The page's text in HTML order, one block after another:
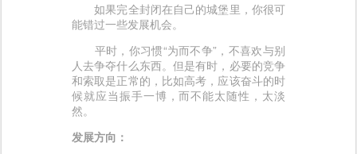
如果完全封闭在自己的城堡里，你很可
能错过一些发展机会。
平时，你习惯“为而不争”，不喜欢与别
人去争夺什么东西。但是有时，必要的竞争
和索取是正常的，比如高考，应该奋斗的时
候就应当振手一博，而不能太随性，太淡
然。
发展方向：